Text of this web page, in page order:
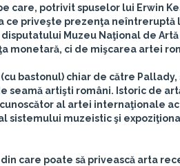
care, potrivit spuselor lui Erwin
ce priveşte prezenţa
Muzeu Naţional de
monetară, ci de mişcarea artei
bastonul) chiar de către
seamă artişti români. Istoric de
cunoscător al artei internaţionale
sistemului muzeistic şi
care poate să privească arta